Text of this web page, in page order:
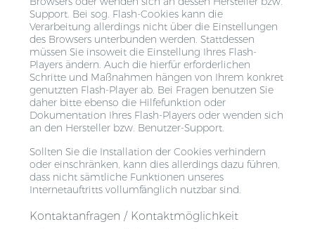
Support. Bei sog. Flash-Cookies kann die
Verarbeitung allerdings nicht über die Einstellungen
des Browsers unterbunden werden. Stattdessen
müssen Sie insoweit die Einstellung Ihres Flash-
Players ändern. Auch die hierfür erforderlichen
Schritte und Maßnahmen hängen von Ihrem konkret
genutzten Flash-Player ab. Bei Fragen benutzen Sie
daher bitte ebenso die Hilfefunktion oder
Dokumentation Ihres Flash-Players oder wenden sich
an den Hersteller bzw. Benutzer-Support.
Sollten Sie die Installation der Cookies verhindern
oder einschränken, kann dies allerdings dazu führen,
dass nicht sämtliche Funktionen unseres
Internetauftritts vollumfänglich nutzbar sind.
Kontaktanfragen / Kontaktmöglichkeit